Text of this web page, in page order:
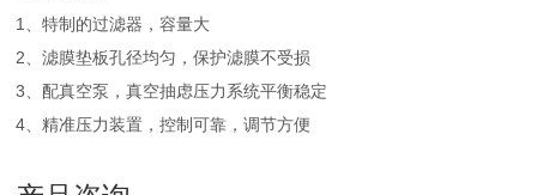
1、特制的过滤器，容量大
2、滤膜垫板孔径均匀，保护滤膜不受损
3、配真空泵，真空抽虑压力系统平衡稳定
4、精准压力装置，控制可靠，调节方便